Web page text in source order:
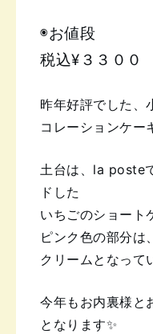
◉お値段
税込¥３３００
昨年好評でした、
コレーションケー
土台は、la poste
ドした
いちごのショート
ピンク色の部分は
クリームとなって
今年もお内裏様と
となります✨